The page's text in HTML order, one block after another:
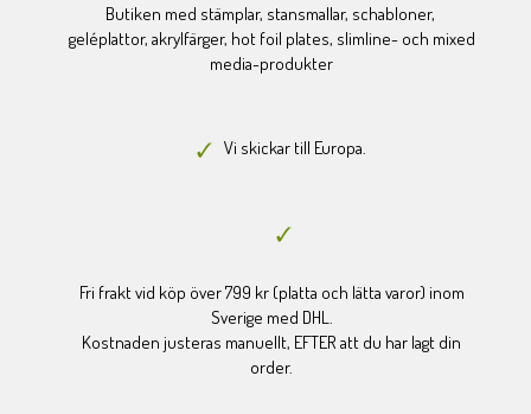
Butiken med stämplar, stansmallar, schabloner,
geléplattor, akrylfärger, hot foil plates, slimline- och mixed
media-produkter
Vi skickar till Europa.
Fri frakt vid köp över 799 kr (platta och lätta varor) inom
Sverige med DHL.
Kostnaden justeras manuellt, EFTER att du har lagt din
order.